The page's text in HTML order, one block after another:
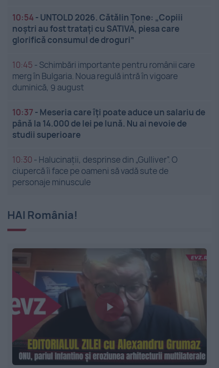
10:54- UNTOLD 2026. Cătălin Țone: „Copiii
noștri au fost tratați cu SATIVA, piesa care
glorifică consumul de droguri”
10:45 - Schimbări importante pentru românii care
merg în Bulgaria. Noua regulă intră în vigoare
duminică, 9 august
10:37 - Meseria care îți poate aduce un salariu de
până la 14.000 de lei pe lună. Nu ai nevoie de
studii superioare
10:30 - Halucinații, desprinse din „Gulliver”. O
ciupercă îi face pe oameni să vadă sute de
personaje minuscule
HAI România!